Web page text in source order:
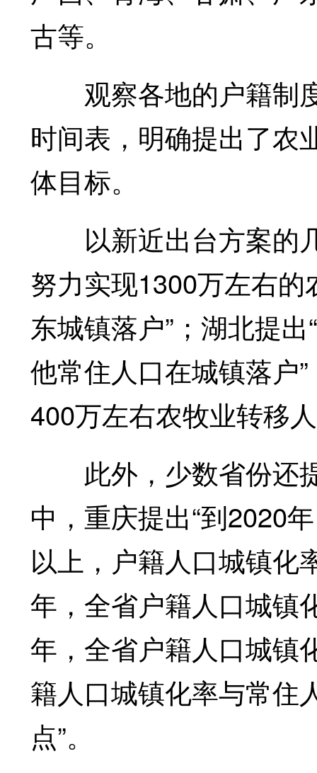
古等。
观察各地的户籍制
时间表，明确提出了农
体目标。
以新近出台方案的几
努力实现1300万左右
东城镇落户”；湖北提
他常住人口在城镇落户
400万左右农牧业转移
此外，少数省份还
中，重庆提出“到2020
以上，户籍人口城镇化
年，全省户籍人口城镇
年，全省户籍人口城镇
籍人口城镇化率与常住
点”。